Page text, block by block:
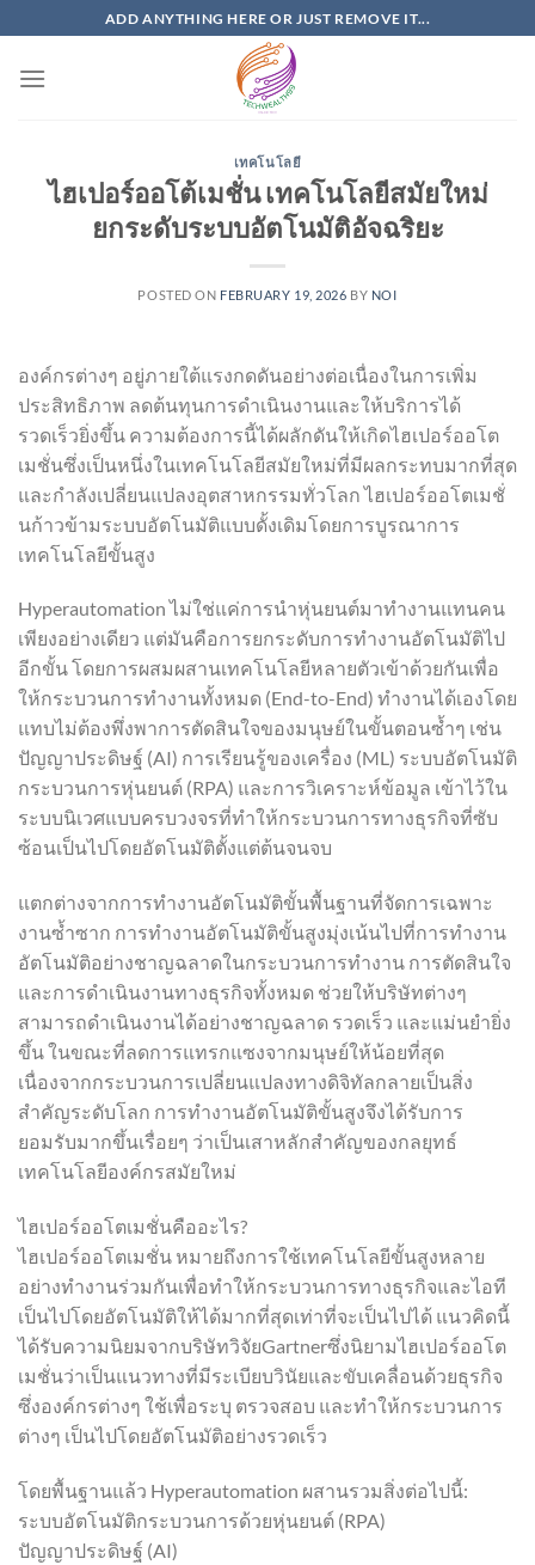
to
content
ADD ANYTHING HERE OR JUST REMOVE IT...
เทคโนโลยี
ไฮเปอร์ออโต้เมชั่น เทคโนโลยีสมัยใหม่
ยกระดับระบบอัตโนมัติอัจฉริยะ
POSTED ON FEBRUARY 19, 2026 BY NOI
องค์กรต่างๆ อยู่ภายใต้แรงกดดันอย่างต่อเนื่องในการเพิ่ม
ประสิทธิภาพ ลดต้นทุนการดำเนินงานและให้บริการได้
รวดเร็วยิ่งขึ้น ความต้องการนี้ได้ผลักดันให้เกิดไฮเปอร์ออโต
เมชั่นซึ่งเป็นหนึ่งในเทคโนโลยีสมัยใหม่ที่มีผลกระทบมากที่สุด
และกำลังเปลี่ยนแปลงอุตสาหกรรมทั่วโลก ไฮเปอร์ออโตเมชั่
นก้าวข้ามระบบอัตโนมัติแบบดั้งเดิมโดยการบูรณาการ
เทคโนโลยีขั้นสูง
Hyperautomation ไม่ใช่แค่การนำหุ่นยนต์มาทำงานแทนคน
เพียงอย่างเดียว แต่มันคือการยกระดับการทำงานอัตโนมัติไป
อีกขั้น โดยการผสมผสานเทคโนโลยีหลายตัวเข้าด้วยกันเพื่อ
ให้กระบวนการทำงานทั้งหมด (End-to-End) ทำงานได้เองโดย
แทบไม่ต้องพึ่งพาการตัดสินใจของมนุษย์ในขั้นตอนซ้ำๆ เช่น
ปัญญาประดิษฐ์ (AI) การเรียนรู้ของเครื่อง (ML) ระบบอัตโนมัติ
กระบวนการหุ่นยนต์ (RPA) และการวิเคราะห์ข้อมูล เข้าไว้ใน
ระบบนิเวศแบบครบวงจรที่ทำให้กระบวนการทางธุรกิจที่ซับ
ซ้อนเป็นไปโดยอัตโนมัติตั้งแต่ต้นจนจบ
แตกต่างจากการทำงานอัตโนมัติขั้นพื้นฐานที่จัดการเฉพาะ
งานซ้ำซาก การทำงานอัตโนมัติขั้นสูงมุ่งเน้นไปที่การทำงาน
อัตโนมัติอย่างชาญฉลาดในกระบวนการทำงาน การตัดสินใจ
และการดำเนินงานทางธุรกิจทั้งหมด ช่วยให้บริษัทต่างๆ
สามารถดำเนินงานได้อย่างชาญฉลาด รวดเร็ว และแม่นยำยิ่ง
ขึ้น ในขณะที่ลดการแทรกแซงจากมนุษย์ให้น้อยที่สุด
เนื่องจากกระบวนการเปลี่ยนแปลงทางดิจิทัลกลายเป็นสิ่ง
สำคัญระดับโลก การทำงานอัตโนมัติขั้นสูงจึงได้รับการ
ยอมรับมากขึ้นเรื่อยๆ ว่าเป็นเสาหลักสำคัญของกลยุทธ์
เทคโนโลยีองค์กรสมัยใหม่
ไฮเปอร์ออโตเมชั่นคืออะไร?
ไฮเปอร์ออโตเมชั่น หมายถึงการใช้เทคโนโลยีขั้นสูงหลาย
อย่างทำงานร่วมกันเพื่อทำให้กระบวนการทางธุรกิจและไอที
เป็นไปโดยอัตโนมัติให้ได้มากที่สุดเท่าที่จะเป็นไปได้ แนวคิดนี้
ได้รับความนิยมจากบริษัทวิจัยGartnerซึ่งนิยามไฮเปอร์ออโต
เมชั่นว่าเป็นแนวทางที่มีระเบียบวินัยและขับเคลื่อนด้วยธุรกิจ
ซึ่งองค์กรต่างๆ ใช้เพื่อระบุ ตรวจสอบ และทำให้กระบวนการ
ต่างๆ เป็นไปโดยอัตโนมัติอย่างรวดเร็ว
โดยพื้นฐานแล้ว Hyperautomation ผสานรวมสิ่งต่อไปนี้:
ระบบอัตโนมัติกระบวนการด้วยหุ่นยนต์ (RPA)
ปัญญาประดิษฐ์ (AI)